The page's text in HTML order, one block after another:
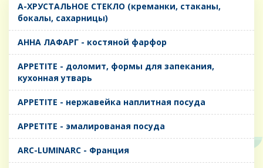
A-ХРУСТАЛЬНОЕ СТЕКЛО (креманки, стаканы,
бокалы, сахарницы)
AHHA ЛАФАРГ - костяной фарфор
APPETITE - доломит, формы для запекания,
кухонная утварь
APPETITE - нержавейка наплитная посуда
APPETITE - эмалированая посуда
ARC-LUMINARC - Франция